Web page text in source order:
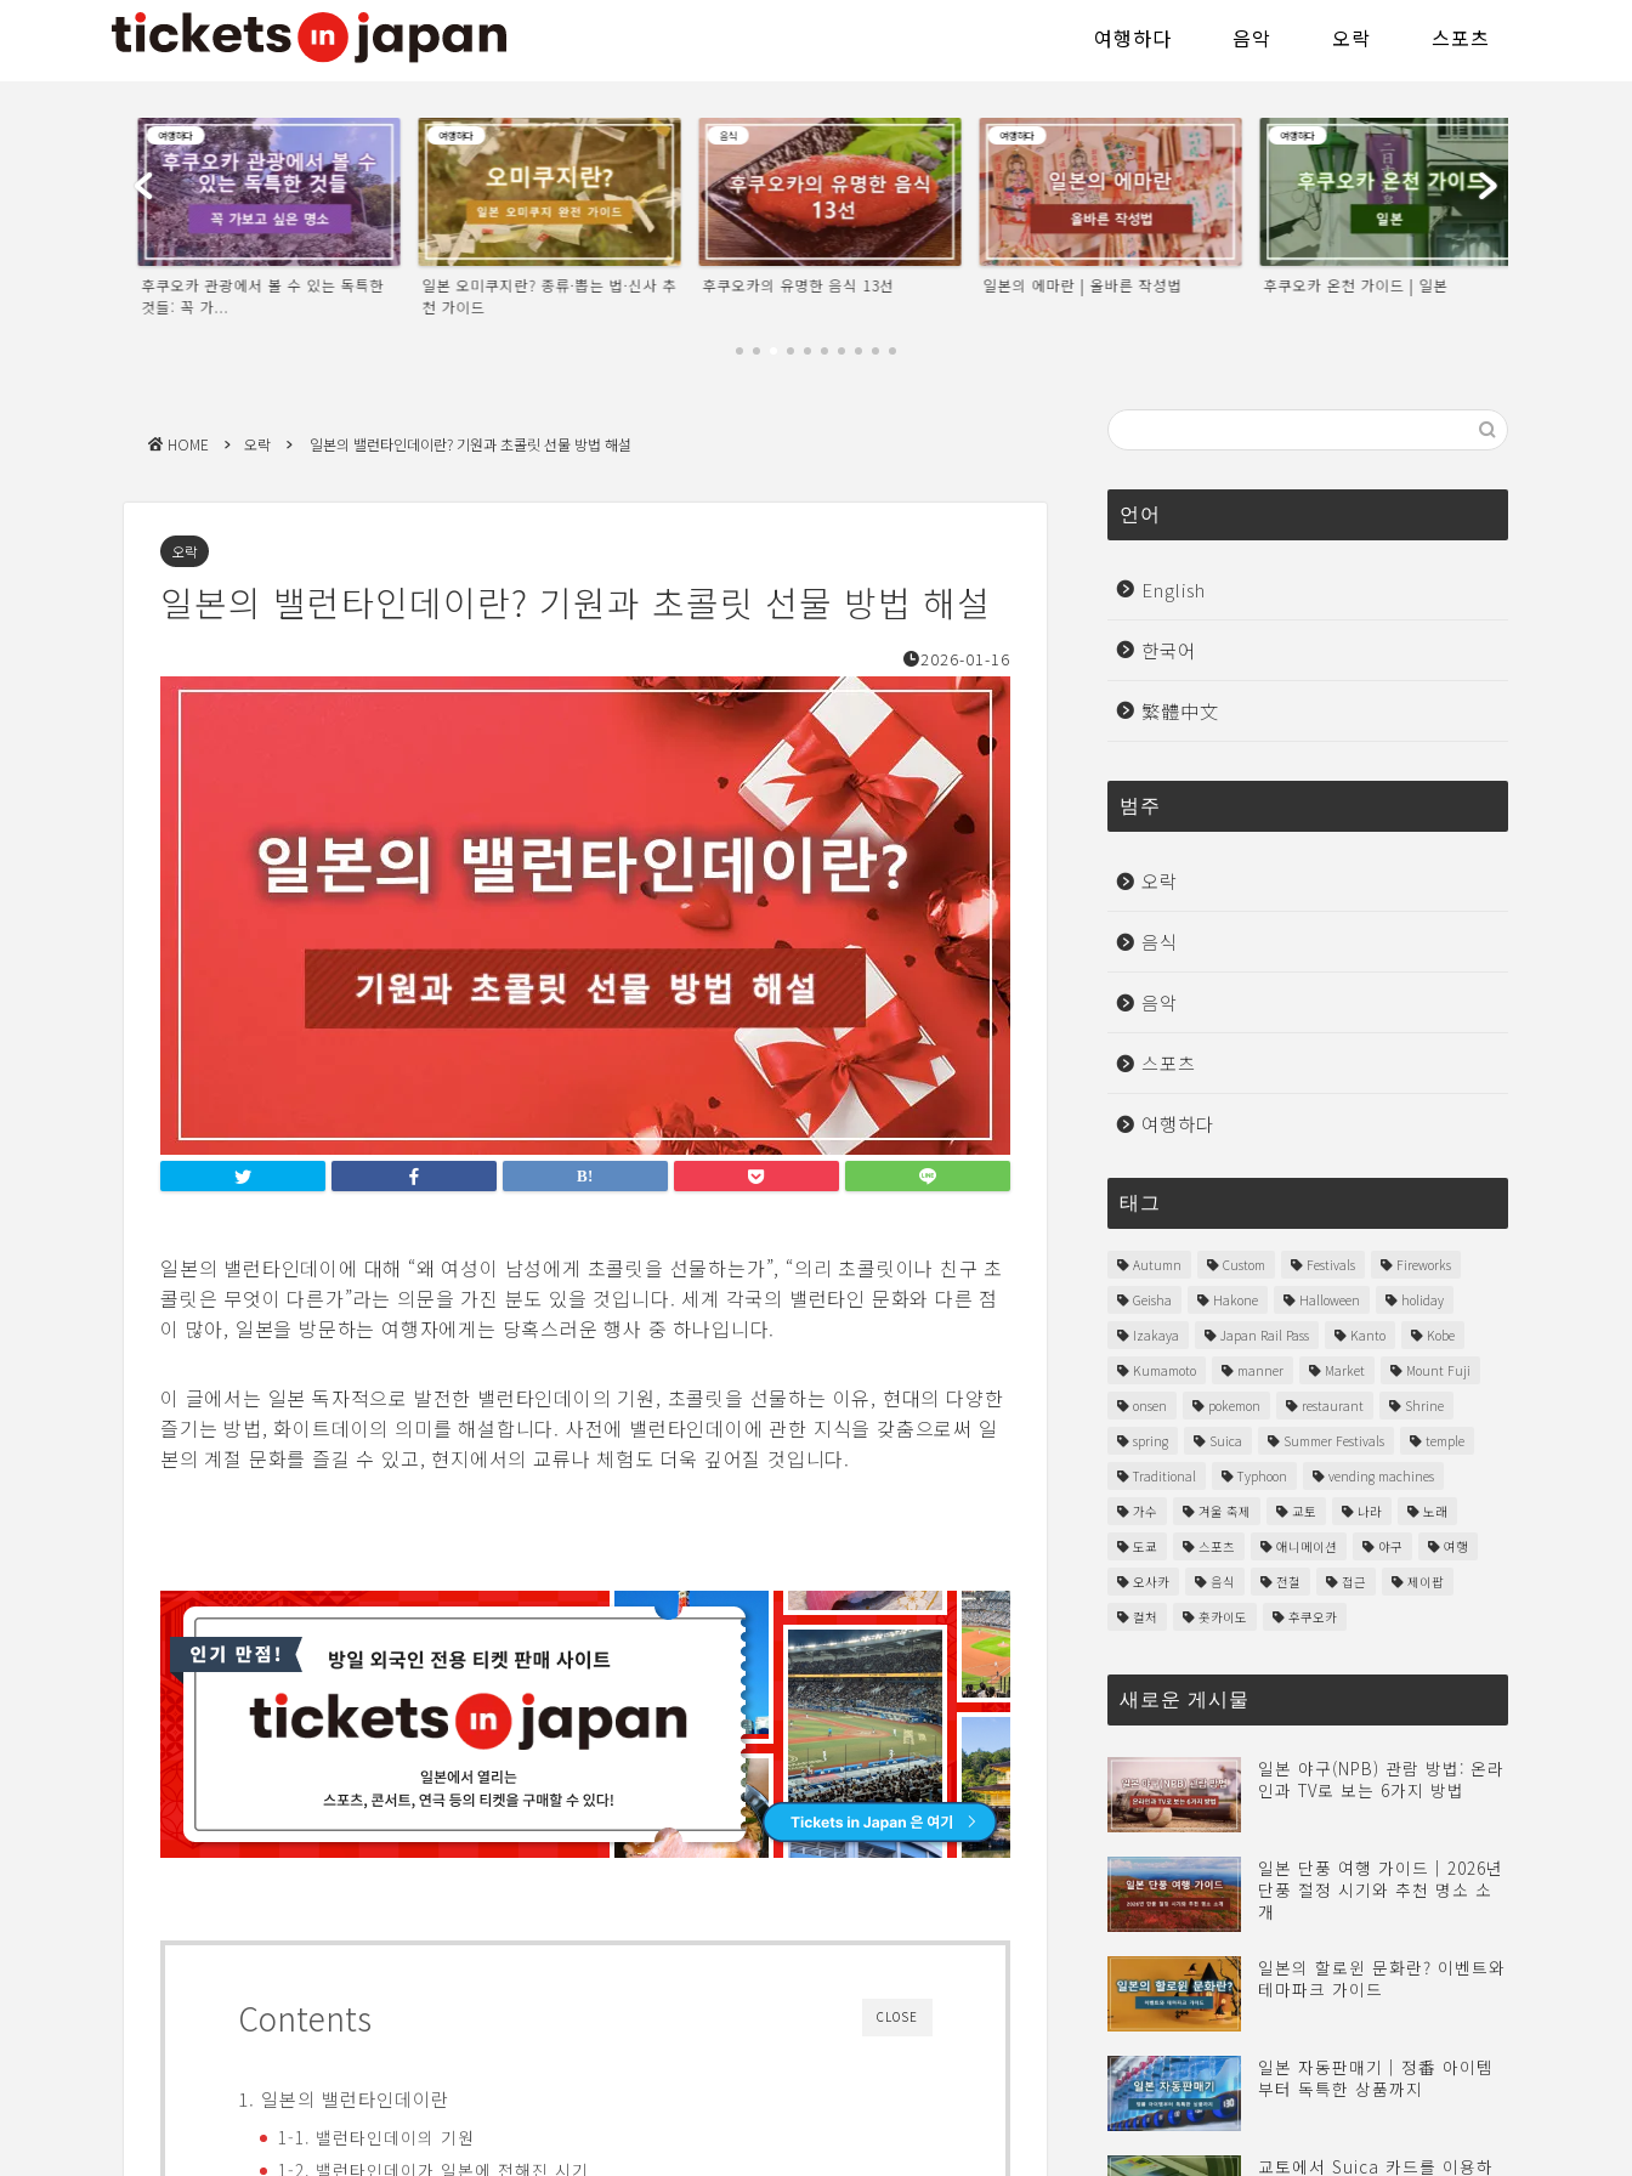
여행하다 음악 오락 스포츠
여행하다
후쿠오카 관광에서 볼 수 있는 독특한
것들: 꼭 가...
여행하다
일본 오미쿠지란? 종류·뽑는 법·신사 추
천 가이드
음식
후쿠오카의 유명한 음식 13선
여행하다
일본의 에마란 | 올바른 작성법
여행하다
후쿠오카 온천 가이드 | 일본
HOME 오락 일본의 밸런타인데이란? 기원과 초콜릿 선물 방법 해설
오락
일본의 밸런타인데이란? 기원과 초콜릿 선물 방법 해설
2026-01-16
일본의 밸런타인데이에 대해 “왜 여성이 남성에게 초콜릿을 선물하는가”, “의리 초콜릿이나 친구 초
콜릿은 무엇이 다른가”라는 의문을 가진 분도 있을 것입니다. 세계 각국의 밸런타인 문화와 다른 점
이 많아, 일본을 방문하는 여행자에게는 당혹스러운 행사 중 하나입니다.
이 글에서는 일본 독자적으로 발전한 밸런타인데이의 기원, 초콜릿을 선물하는 이유, 현대의 다양한
즐기는 방법, 화이트데이의 의미를 해설합니다. 사전에 밸런타인데이에 관한 지식을 갖춤으로써 일
본의 계절 문화를 즐길 수 있고, 현지에서의 교류나 체험도 더욱 깊어질 것입니다.
CLOSE
Contents
1. 일본의 밸런타인데이란
1-1. 밸런타인데이의 기원
1-2. 밸런타인데이가 일본에 전해진 시기
언어
English
한국어
繁體中文
범주
오락
음식
음악
스포츠
여행하다
태그
Autumn Custom Festivals
Fireworks
Geisha
Hakone Halloween
holiday
Izakaya
Japan Rail Pass Kanto
Kobe
Kumamoto
manner Market
Mount Fuji
onsen
pokemon restaurant
Shrine
spring
Suica Summer Festivals
temple
Traditional
Typhoon
vending machines
가수
겨울 축제 교토 나라
노래
도쿄
스포츠 애니메이션 야구
여행
오사카
음식 전철 접근
제이팝
컬처
홋카이도 후쿠오카
새로운 게시물
일본 야구(NPB) 관람 방법: 온라
인과 TV로 보는 6가지 방법
일본 단풍 여행 가이드｜2026년
단풍 절정 시기와 추천 명소 소
개
일본의 할로윈 문화란? 이벤트와
테마파크 가이드
일본 자동판매기｜정番 아이템
부터 독특한 상품까지
교토에서 Suica 카드를 이용하